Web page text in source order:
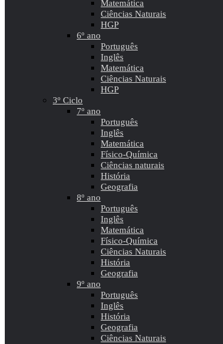
Matemática
Ciências Naturais
HGP
6º ano
Português
Inglês
Matemática
Ciências Naturais
HGP
3º Ciclo
7º ano
Português
Inglês
Matemática
Físico-Química
Ciências naturais
História
Geografia
8º ano
Português
Inglês
Matemática
Físico-Química
Ciências Naturais
História
Geografia
9º ano
Português
Inglês
História
Geografia
Ciências Naturais